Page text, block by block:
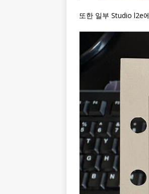
또한 일부 Studio l2e